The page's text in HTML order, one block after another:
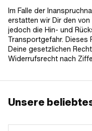
Im Falle der
erstatten wir Dir den
jedoch die Hin- und
Transportgefahr. Dieses
Deine gesetzlichen
Widerrufsrecht nach
Unsere